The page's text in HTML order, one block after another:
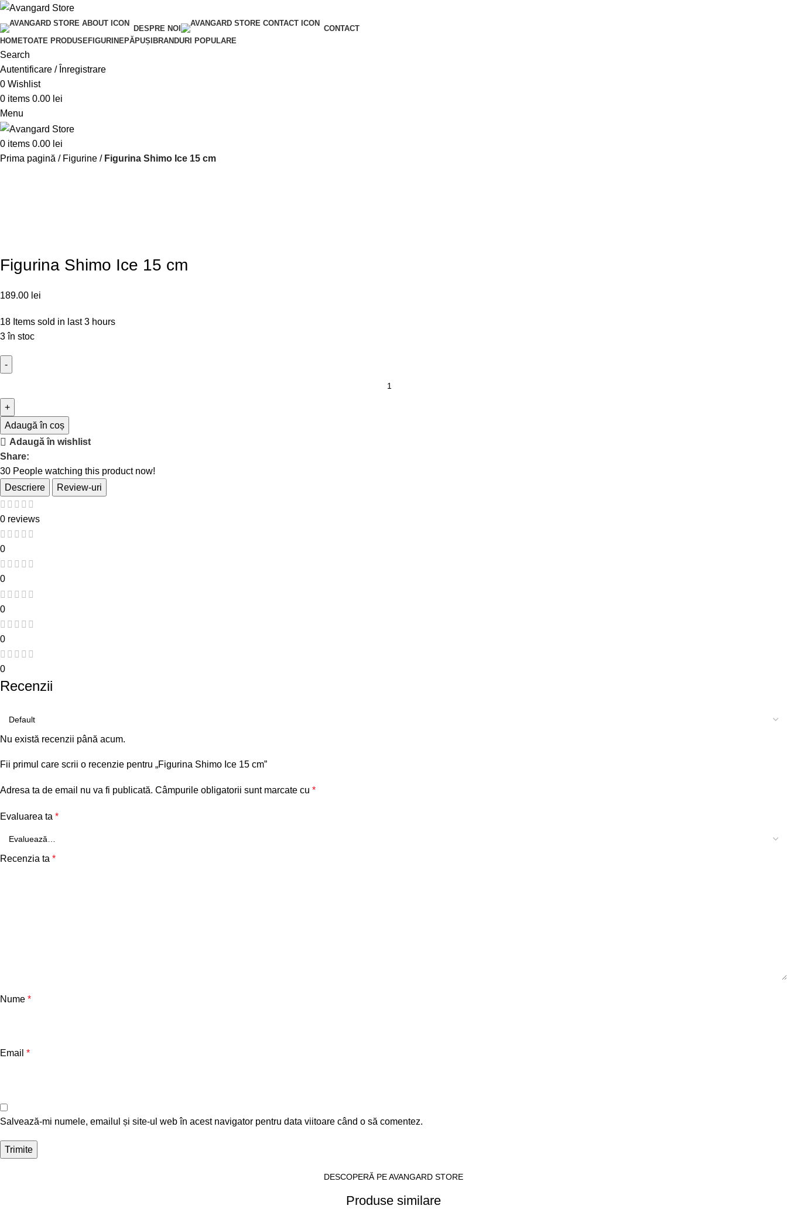
DESPRE NOI
CONTACT
HOMETOATE PRODUSEFIGURINEPĂPUȘI BRANDURI POPULARE
Search
Autentificare / Înregistrare
0 Wishlist
0 items 0.00 lei
Menu
0 items 0.00 lei
Prima pagină
Figurine Figurina Shimo Ice 15 cm
Figurina Shimo Ice 15 cm
189.00 lei
18 Items sold in last 3 hours
3 în stoc
Adaugă în coș
Adaugă în wishlist
Share:
30 People watching this product now!
Descriere
Review-uri
0 reviews
0
0
0
0
0
Recenzii
Nu există recenzii până acum.
Fii primul care scrii o recenzie pentru „Figurina Shimo Ice 15 cm”
Adresa ta de email nu va fi publicată. Câmpurile obligatorii sunt marcate cu *
Evaluarea ta *
Recenzia ta *
Nume *
Email *
Salvează-mi numele, emailul și site-ul web în acest navigator pentru data viitoare când o să comentez.
DESCOPERĂ PE AVANGARD STORE
Produse similare